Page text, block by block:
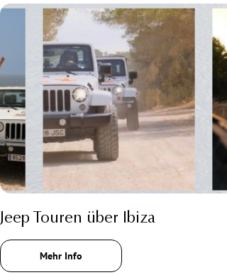
Jeep Touren über Ibiza
Mehr Info